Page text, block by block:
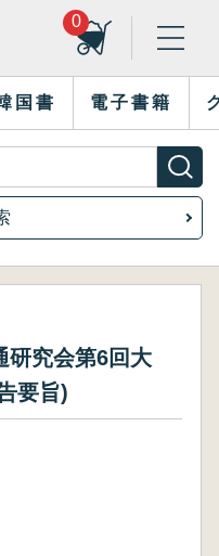
0
国書 電子書籍
研究会第6回大
要旨)